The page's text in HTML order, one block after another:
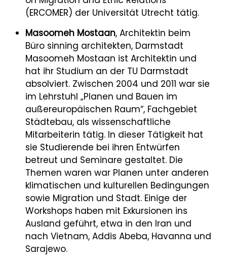
(ERCOMER) der Universität Utrecht tätig.
Masoomeh Mostaan, Architektin beim
Büro sinning architekten, Darmstadt
Masoomeh Mostaan ist Architektin und
hat ihr Studium an der TU Darmstadt
absolviert. Zwischen 2004 und 2011 war sie
im Lehrstuhl „Planen und Bauen im
außereuropäischen Raum“, Fachgebiet
Städtebau, als wissenschaftliche
Mitarbeiterin tätig. In dieser Tätigkeit hat
sie Studierende bei ihren Entwürfen
betreut und Seminare gestaltet. Die
Themen waren war Planen unter anderen
klimatischen und kulturellen Bedingungen
sowie Migration und Stadt. Einige der
Workshops haben mit Exkursionen ins
Ausland geführt, etwa in den Iran und
nach Vietnam, Addis Abeba, Havanna und
Sarajewo.